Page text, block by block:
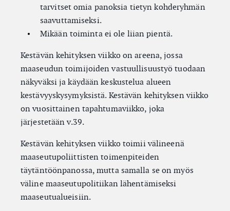
tarvitset omia panoksia tietyn kohderyhmän
saavuttamiseksi.
Mikään toiminta ei ole liian pientä.
Kestävän kehityksen viikko on areena, jossa
maaseudun toimijoiden vastuullisuustyö tuodaan
näkyväksi ja käydään keskustelua alueen
kestävyyskysymyksistä. Kestävän kehityksen viikko
on vuosittainen tapahtumaviikko, joka
järjestetään v.39.
Kestävän kehityksen viikko toimii välineenä
maaseutupoliittisten toimenpiteiden
täytäntöönpanossa, mutta samalla se on myös
väline maaseutupolitiikan lähentämiseksi
maaseutualueisiin.